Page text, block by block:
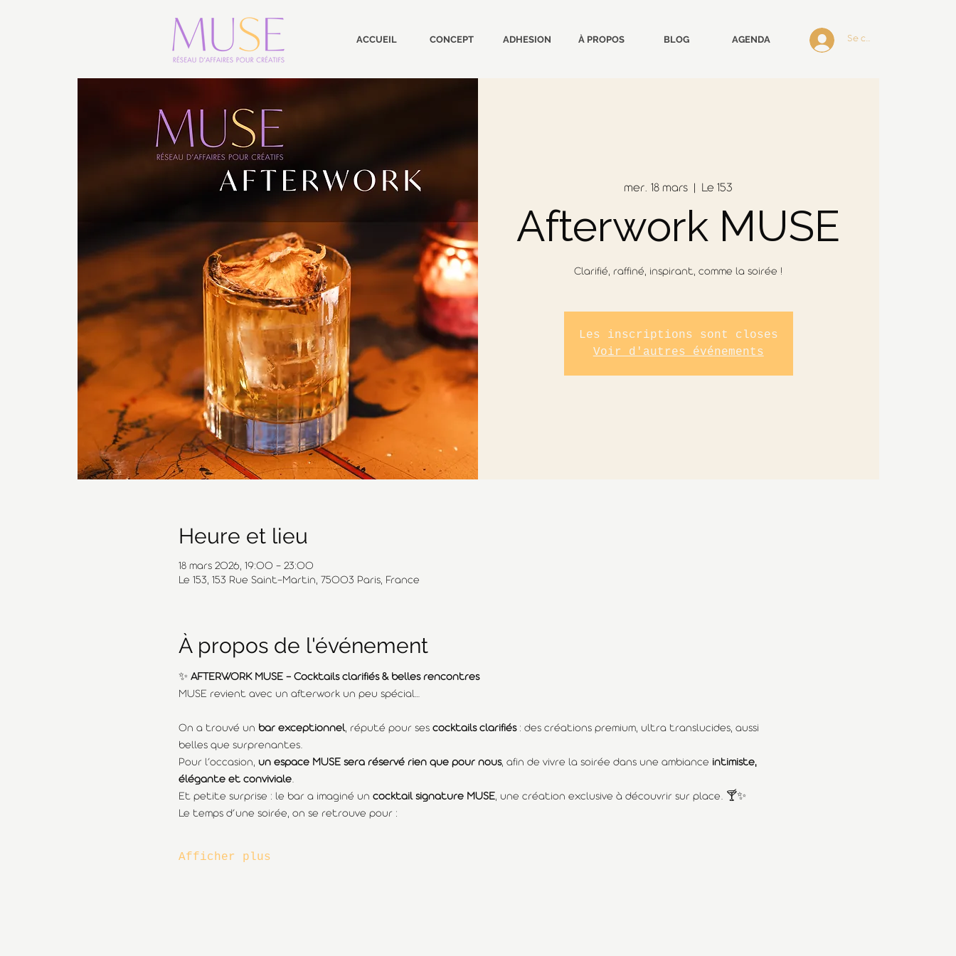
ACCUEIL CONCEPT ADHESION À PROPOS BLOG AGENDA Se connecter
mer. 18 mars
  |
Le 153
Afterwork MUSE
Clarifié, raffiné, inspirant, comme la soirée !
Les inscriptions sont closes
Voir d'autres événements
Heure et lieu
18 mars 2026, 19:00 – 23:00
Le 153, 153 Rue Saint-Martin, 75003 Paris, France
À propos de l'événement
✨ AFTERWORK MUSE - Cocktails clarifiés & belles rencontres
MUSE revient avec un afterwork un peu spécial…
On a trouvé un bar exceptionnel, réputé pour ses cocktails clarifiés : des créations premium, ultra translucides, aussi
belles que surprenantes.
Pour l’occasion, un espace MUSE sera réservé rien que pour nous, afin de vivre la soirée dans une ambiance intimiste,
élégante et conviviale.
Et petite surprise : le bar a imaginé un cocktail signature MUSE, une création exclusive à découvrir sur place. 🍸✨
Le temps d’une soirée, on se retrouve pour :
Afficher plus